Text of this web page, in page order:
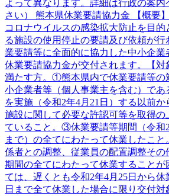
よって異なります。詳細は行政の案
さい） 熊本県休業要請協力金 【概要
コロナウイルスの感染拡大防止を目
る施設の使用停止の要請及び依頼が
業要請等に全面的に協力した中小企業
休業要請協力金が交付されます。【対
満たす方。①熊本県内で休業要請等の
小企業者等（個人事業主を含む）で
を実施（令和2年4月21日）する以前
施設に関して必要な許認可等を取得の
ていること。③休業要請等期間（令和
まで）の全てにわたって休業したこ
係者との調整、従業員の配置調整その
期間の全てにわたって休業することが
ては、遅くとも令和2年4月25日から
日まで全て休業した場合に限り交付